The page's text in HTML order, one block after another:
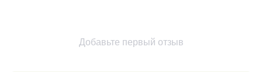
Добавьте первый отзыв